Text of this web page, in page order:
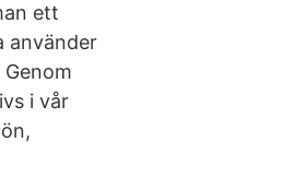
ett
använder
i vår